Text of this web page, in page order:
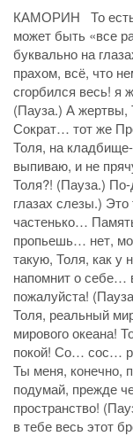
КАМОРИН То есть
может быть «все
буквально на
прахом, всё, что
сгорбился весь! я
(Пауза.) А жертвы,
Сократ… тот же
Толя, на
выпиваю, и не
Толя?! (Пауза.)
глазах слезы.)
частенько…
пропьешь… нет,
такую, Толя, как у
напомнит о себе…
пожалуйста!
Толя, реальный
мирового океана!
покой! Со… сос…
Ты меня, конечно,
подумай, прежде
пространство!
в тебе весь этот